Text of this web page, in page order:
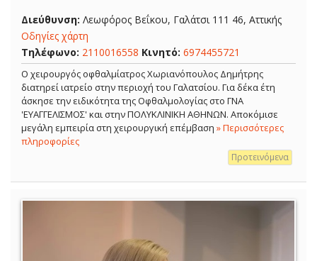
Διεύθυνση: Λεωφόρος Βεΐκου, Γαλάτσι 111 46, Αττικής
Οδηγίες χάρτη
Τηλέφωνο: 2110016558 Κινητό: 6974455721
Ο χειρουργός οφθαλμίατρος Χωριανόπουλος Δημήτρης
διατηρεί ιατρείο στην περιοχή του Γαλατσίου. Για δέκα έτη
άσκησε την ειδικότητα της Οφθαλμολογίας στο ΓΝΑ
'ΕΥΑΓΓΕΛΙΣΜΟΣ' και στην ΠΟΛΥΚΛΙΝΙΚΗ ΑΘΗΝΩΝ. Αποκόμισε
μεγάλη εμπειρία στη χειρουργική επέμβαση » Περισσότερες
πληροφορίες
Προτεινόμενα